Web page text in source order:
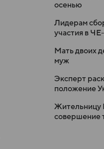
осенью
Лидерам
участия в
Мать двоих
муж
Эксперт
положение
Жительницу
совершение